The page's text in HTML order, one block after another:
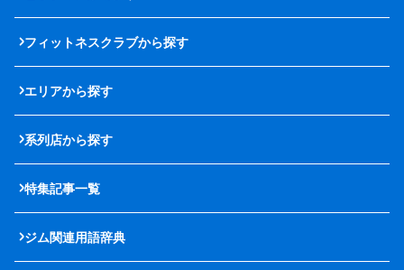
フィットネスクラブから探す
エリアから探す
系列店から探す
特集記事一覧
ジム関連用語辞典